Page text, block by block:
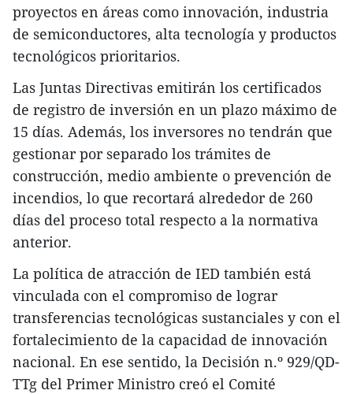
proyectos en áreas como innovación, industria
de semiconductores, alta tecnología y productos
tecnológicos prioritarios.
Las Juntas Directivas emitirán los certificados
de registro de inversión en un plazo máximo de
15 días. Además, los inversores no tendrán que
gestionar por separado los trámites de
construcción, medio ambiente o prevención de
incendios, lo que recortará alrededor de 260
días del proceso total respecto a la normativa
anterior.
La política de atracción de IED también está
vinculada con el compromiso de lograr
transferencias tecnológicas sustanciales y con el
fortalecimiento de la capacidad de innovación
nacional. En ese sentido, la Decisión n.º 929/QD-
TTg del Primer Ministro creó el Comité